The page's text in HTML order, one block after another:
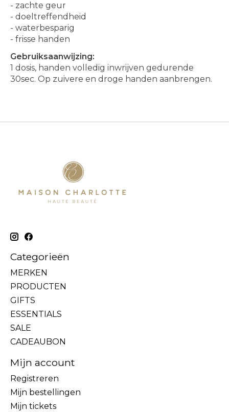
- zachte geur
- doeltreffendheid
- waterbesparig
- frisse handen
Gebruiksaanwijzing:
1 dosis, handen volledig inwrijven gedurende
30sec. Op zuivere en droge handen aanbrengen.
Categorieën
MERKEN
PRODUCTEN
GIFTS
ESSENTIALS
SALE
CADEAUBON
Mijn account
Registreren
Mijn bestellingen
Mijn tickets